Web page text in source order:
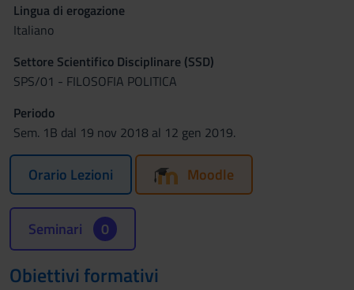
Lingua di erogazione
Italiano
Settore Scientifico Disciplinare (SSD)
SPS/01 - FILOSOFIA POLITICA
Periodo
Sem. 1B dal 19 nov 2018 al 12 gen 2019.
Orario Lezioni Moodle
Seminari 0
Obiettivi formativi